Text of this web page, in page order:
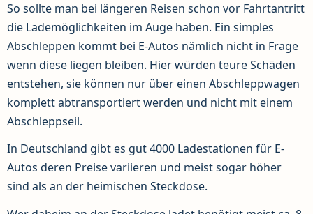
So sollte man bei längeren Reisen schon vor Fahrtantritt
die Lademöglichkeiten im Auge haben. Ein simples
Abschleppen kommt bei E-Autos nämlich nicht in Frage
wenn diese liegen bleiben. Hier würden teure Schäden
entstehen, sie können nur über einen Abschleppwagen
komplett abtransportiert werden und nicht mit einem
Abschleppseil.
In Deutschland gibt es gut 4000 Ladestationen für E-
Autos deren Preise variieren und meist sogar höher
sind als an der heimischen Steckdose.